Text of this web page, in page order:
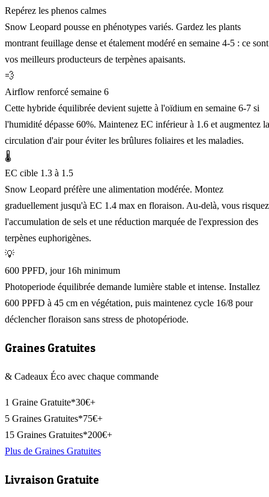
Repérez les phenos calmes
Snow Leopard pousse en phénotypes variés. Gardez les plants
montrant feuillage dense et étalement modéré en semaine 4-5 : ce sont
vos meilleurs producteurs de terpènes apaisants.
💨
Airflow renforcé semaine 6
Cette hybride équilibrée devient sujette à l'oïdium en semaine 6-7 si
l'humidité dépasse 60%. Maintenez EC inférieur à 1.6 et augmentez la
circulation d'air pour éviter les brûlures foliaires et les maladies.
🌡️
EC cible 1.3 à 1.5
Snow Leopard préfère une alimentation modérée. Montez
graduellement jusqu'à EC 1.4 max en floraison. Au-delà, vous risquez
l'accumulation de sels et une réduction marquée de l'expression des
terpènes euphorigènes.
💡
600 PPFD, jour 16h minimum
Photoperiode équilibrée demande lumière stable et intense. Installez
600 PPFD à 45 cm en végétation, puis maintenez cycle 16/8 pour
déclencher floraison sans stress de photopériode.
Graines Gratuites
& Cadeaux Éco avec chaque commande
1 Graine Gratuite*30€+
5 Graines Gratuites*75€+
15 Graines Gratuites*200€+
Plus de Graines Gratuites
Livraison Gratuite